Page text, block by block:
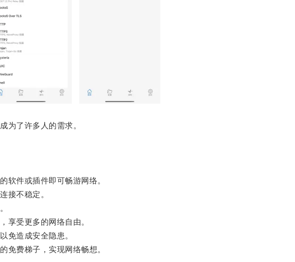
了许多人的需求。
件或插件即可畅游网络。
不稳定。
受更多的网络自由。
造成安全隐患。
费梯子，实现网络畅想。